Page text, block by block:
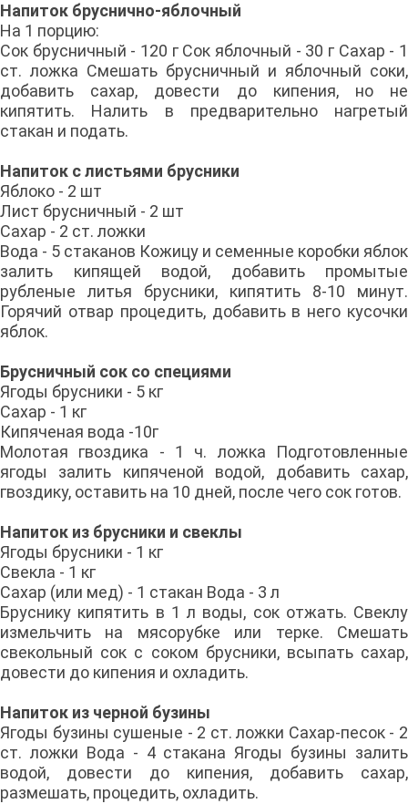
Напиток бруснично-яблочный
На 1 порцию:
Сок брусничный - 120 г Сок яблочный - 30 г Сахар - 1
ст. ложка Смешать брусничный и яблочный соки,
добавить сахар, довести до кипения, но не
кипятить. Налить в предварительно нагретый
стакан и подать.
Напиток с листьями брусники
Яблоко - 2 шт
Лист брусничный - 2 шт
Сахар - 2 ст. ложки
Вода - 5 стаканов Кожицу и семенные коробки яблок
залить кипящей водой, добавить промытые
рубленые литья брусники, кипятить 8-10 минут.
Горячий отвар процедить, добавить в него кусочки
яблок.
Брусничный сок со специями
Ягоды брусники - 5 кг
Сахар - 1 кг
Кипяченая вода -10г
Молотая гвоздика - 1 ч. ложка Подготовленные
ягоды залить кипяченой водой, добавить сахар,
гвоздику, оставить на 10 дней, после чего сок готов.
Напиток из брусники и свеклы
Ягоды брусники - 1 кг
Свекла - 1 кг
Сахар (или мед) - 1 стакан Вода - 3 л
Бруснику кипятить в 1 л воды, сок отжать. Свеклу
измельчить на мясорубке или терке. Смешать
свекольный сок с соком брусники, всыпать сахар,
довести до кипения и охладить.
Напиток из черной бузины
Ягоды бузины сушеные - 2 ст. ложки Сахар-песок - 2
ст. ложки Вода - 4 стакана Ягоды бузины залить
водой, довести до кипения, добавить сахар,
размешать, процедить, охладить.